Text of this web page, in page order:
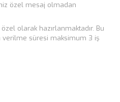
özel mesaj olmadan
olarak hazırlanmaktadır. Bu
verilme süresi maksimum 3 iş